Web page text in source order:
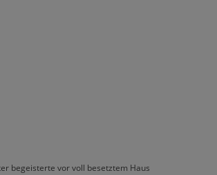
begeisterte vor voll besetztem Haus